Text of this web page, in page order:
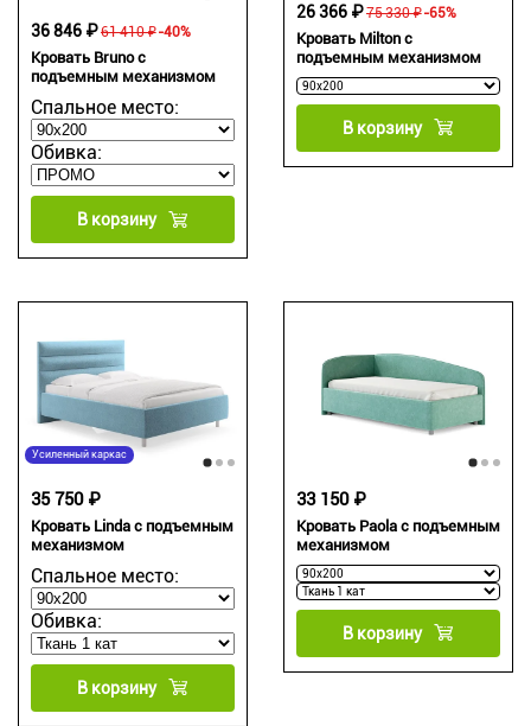
Кровать Bruno с
подъемным механизмом
Спальное место:
Обивка:
61 410 ₽
36 846 ₽ -40%
В корзину
Кровать Milton с
подъемным механизмом
75 330 ₽
26 366 ₽ -65%
В корзину
Усиленный каркас
Кровать Linda с подъемным
механизмом
Спальное место:
Обивка:
35 750 ₽
В корзину
Кровать Paola с подъемным
механизмом
33 150 ₽
В корзину